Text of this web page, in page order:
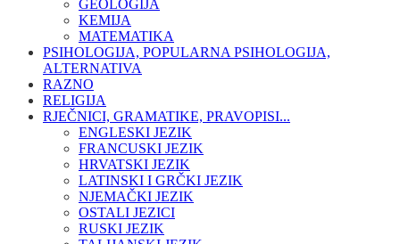
GEOLOGIJA
KEMIJA
MATEMATIKA
PSIHOLOGIJA, POPULARNA PSIHOLOGIJA,
ALTERNATIVA
RAZNO
RELIGIJA
RJEČNICI, GRAMATIKE, PRAVOPISI...
ENGLESKI JEZIK
FRANCUSKI JEZIK
HRVATSKI JEZIK
LATINSKI I GRČKI JEZIK
NJEMAČKI JEZIK
OSTALI JEZICI
RUSKI JEZIK